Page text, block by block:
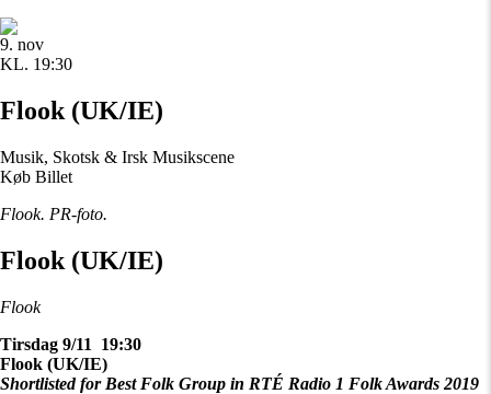
9. nov
KL. 19:30
Flook (UK/IE)
Musik, Skotsk & Irsk Musikscene
Køb Billet
Flook. PR-foto.
Flook (UK/IE)
Flook
Tirsdag 9/11 19:30
Flook (UK/IE)
Shortlisted for Best Folk Group in RTÉ Radio 1 Folk Awards 2019